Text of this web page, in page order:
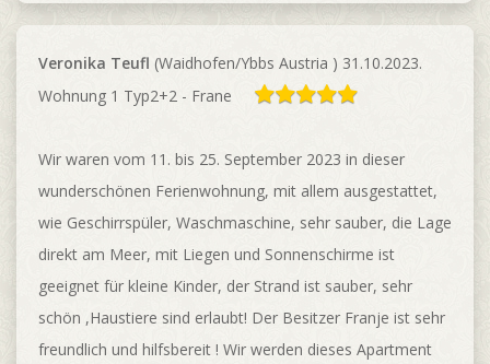
Veronika Teufl (Waidhofen/Ybbs Austria ) 31.10.2023.
Wohnung 1 Typ2+2 - Frane
Wir waren vom 11. bis 25. September 2023 in dieser
wunderschönen Ferienwohnung, mit allem ausgestattet,
wie Geschirrspüler, Waschmaschine, sehr sauber, die Lage
direkt am Meer, mit Liegen und Sonnenschirme ist
geeignet für kleine Kinder, der Strand ist sauber, sehr
schön ,Haustiere sind erlaubt! Der Besitzer Franje ist sehr
freundlich und hilfsbereit ! Wir werden dieses Apartment